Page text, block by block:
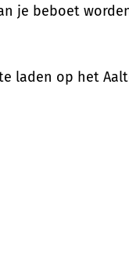
je beboet
laden op het